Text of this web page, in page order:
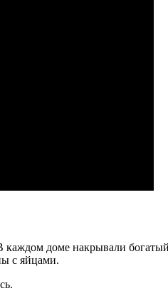
доме накрывали
с яйцами.